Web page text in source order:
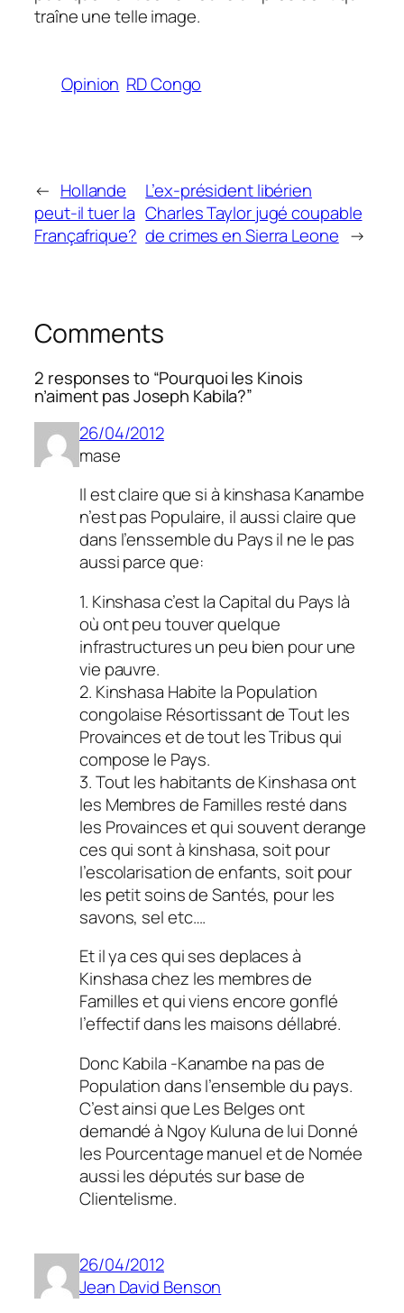
traîne une telle image.
Opinion RD Congo
← Hollande
peut-il tuer la
Françafrique?
L’ex-président libérien
Charles Taylor jugé coupable
de crimes en Sierra Leone →
Comments
2 responses to “Pourquoi les Kinois
n’aiment pas Joseph Kabila?”
26/04/2012
mase
Il est claire que si à kinshasa Kanambe
n’est pas Populaire, il aussi claire que
dans l’enssemble du Pays il ne le pas
aussi parce que:
1. Kinshasa c’est la Capital du Pays là
où ont peu touver quelque
infrastructures un peu bien pour une
vie pauvre.
2. Kinshasa Habite la Population
congolaise Résortissant de Tout les
Provainces et de tout les Tribus qui
compose le Pays.
3. Tout les habitants de Kinshasa ont
les Membres de Familles resté dans
les Provainces et qui souvent derange
ces qui sont à kinshasa, soit pour
l’escolarisation de enfants, soit pour
les petit soins de Santés, pour les
savons, sel etc….
Et il ya ces qui ses deplaces à
Kinshasa chez les membres de
Familles et qui viens encore gonflé
l’effectif dans les maisons déllabré.
Donc Kabila -Kanambe na pas de
Population dans l’ensemble du pays.
C’est ainsi que Les Belges ont
demandé à Ngoy Kuluna de lui Donné
les Pourcentage manuel et de Nomée
aussi les députés sur base de
Clientelisme.
26/04/2012
Jean David Benson